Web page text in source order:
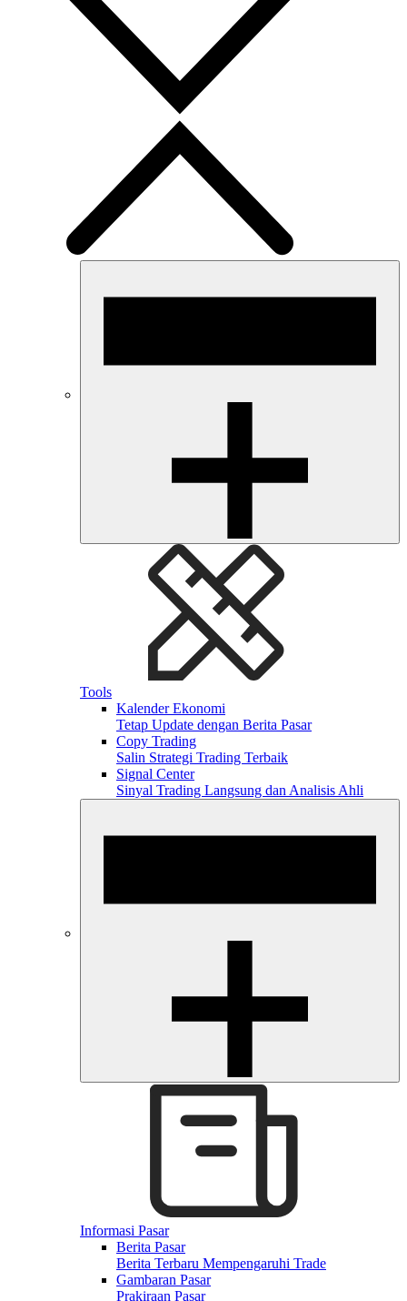
Tools
Kalender Ekonomi
Tetap Update dengan Berita Pasar
Copy Trading
Salin Strategi Trading Terbaik
Signal Center
Sinyal Trading Langsung dan Analisis Ahli
Informasi Pasar
Berita Pasar
Berita Terbaru Mempengaruhi Trade
Gambaran Pasar
Prakiraan Pasar